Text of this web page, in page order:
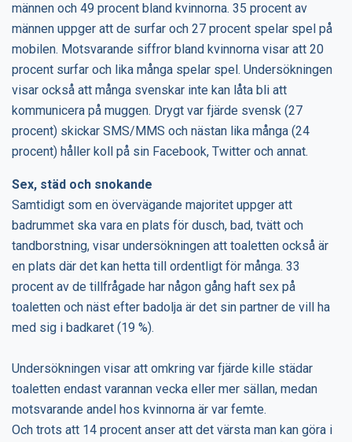
männen och 49 procent bland kvinnorna. 35 procent av
männen uppger att de surfar och 27 procent spelar spel på
mobilen. Motsvarande siffror bland kvinnorna visar att 20
procent surfar och lika många spelar spel. Undersökningen
visar också att många svenskar inte kan låta bli att
kommunicera på muggen. Drygt var fjärde svensk (27
procent) skickar SMS/MMS och nästan lika många (24
procent) håller koll på sin Facebook, Twitter och annat.
Sex, städ och snokande
Samtidigt som en övervägande majoritet uppger att
badrummet ska vara en plats för dusch, bad, tvätt och
tandborstning, visar undersökningen att toaletten också är
en plats där det kan hetta till ordentligt för många. 33
procent av de tillfrågade har någon gång haft sex på
toaletten och näst efter badolja är det sin partner de vill ha
med sig i badkaret (19 %).
Undersökningen visar att omkring var fjärde kille städar
toaletten endast varannan vecka eller mer sällan, medan
motsvarande andel hos kvinnorna är var femte.
Och trots att 14 procent anser att det värsta man kan göra i